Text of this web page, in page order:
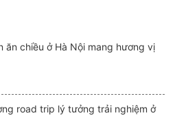
ăn chiều ở Hà Nội mang hương vị
road trip lý tưởng trải nghiệm ở